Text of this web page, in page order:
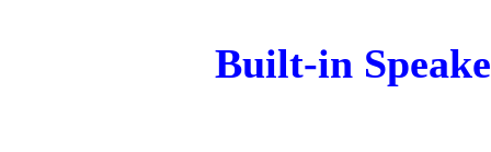
Built-in